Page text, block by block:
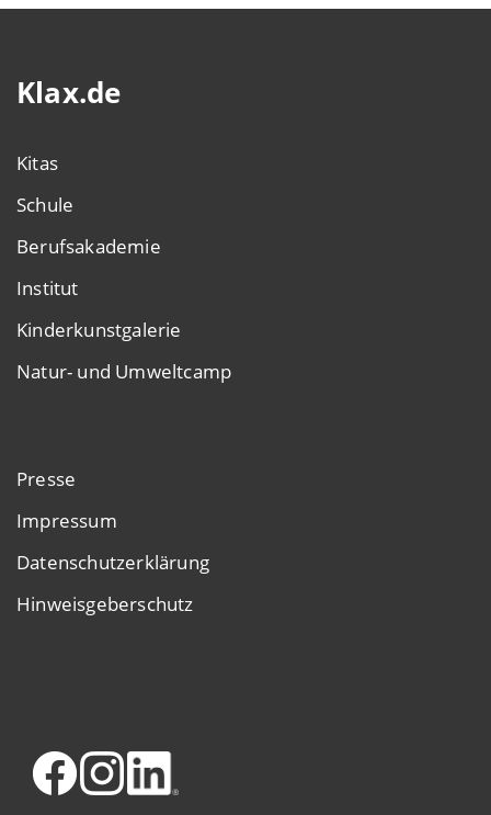
Klax.de
Kitas
Schule
Berufsakademie
Institut
Kinderkunstgalerie
Natur- und Umweltcamp
Presse
Impressum
Datenschutzerklärung
Hinweisgeberschutz